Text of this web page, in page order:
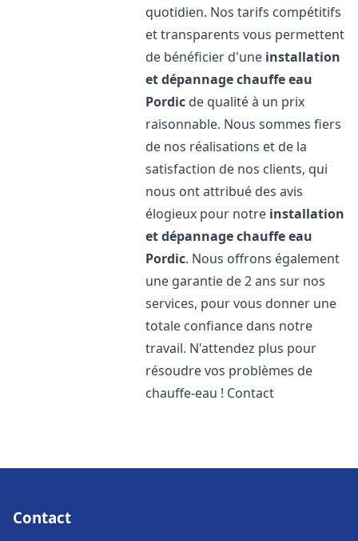
quotidien. Nos tarifs compétitifs
et transparents vous permettent
de bénéficier d'une installation
et dépannage chauffe eau
Pordic de qualité à un prix
raisonnable. Nous sommes fiers
de nos réalisations et de la
satisfaction de nos clients, qui
nous ont attribué des avis
élogieux pour notre installation
et dépannage chauffe eau
Pordic. Nous offrons également
une garantie de 2 ans sur nos
services, pour vous donner une
totale confiance dans notre
travail. N'attendez plus pour
résoudre vos problèmes de
chauffe-eau ! Contact
Contact